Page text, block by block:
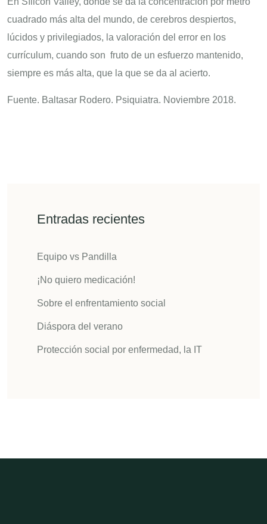
cuadrado más alta del mundo, de cerebros despiertos,
lúcidos y privilegiados, la valoración del error en los
currículum, cuando son fruto de un esfuerzo mantenido,
siempre es más alta, que la que se da al acierto.
Fuente. Baltasar Rodero. Psiquiatra. Noviembre 2018.
Entradas recientes
Equipo vs Pandilla
¡No quiero medicación!
Sobre el enfrentamiento social
Diáspora del verano
Protección social por enfermedad, la IT